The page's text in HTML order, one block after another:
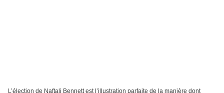
L’élection de Naftali Bennett est l’illustration parfaite de la manière dont